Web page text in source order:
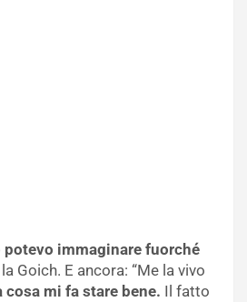
potevo immaginare fuorché
Goich. E ancora: “Me la vivo
cosa mi fa stare bene. Il fatto